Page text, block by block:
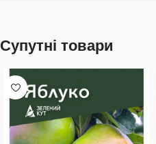
Супутні товари